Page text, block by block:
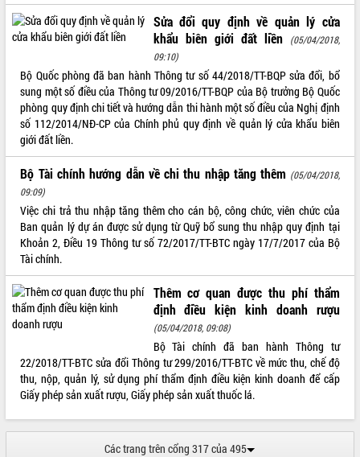
THỐNG KÊ TRUY CẬP
Hôm nay:
18350
Tất cả: 66063673
Sửa đổi quy định về quản lý cửa
khẩu biên giới đất liền
(05/04/2018,
09:10)
Bộ Quốc phòng đã ban hành Thông tư số 44/2018/TT-BQP sửa đổi, bổ
sung một số điều của Thông tư 09/2016/TT-BQP của Bộ trưởng Bộ Quốc
phòng quy định chi tiết và hướng dẫn thi hành một số điều của Nghị định
số 112/2014/NĐ-CP của Chính phủ quy định về quản lý cửa khẩu biên
giới đất liền.
Bộ Tài chính hướng dẫn về chi thu nhập tăng thêm (05/04/2018,
09:09)
Việc chi trả thu nhập tăng thêm cho cán bộ, công chức, viên chức của
Ban quản lý dự án được sử dụng từ Quỹ bổ sung thu nhập quy định tại
Khoản 2, Điều 19 Thông tư số 72/2017/TT-BTC ngày 17/7/2017 của Bộ
Tài chính.
Thêm cơ quan được thu phí thẩm
định điều kiện kinh doanh rượu
(05/04/2018, 09:08)
Bộ Tài chính đã ban hành Thông tư
22/2018/TT-BTC sửa đổi Thông tư 299/2016/TT-BTC về mức thu, chế độ
thu, nộp, quản lý, sử dụng phí thẩm định điều kiện kinh doanh để cấp
Giấy phép sản xuất rượu, Giấy phép sản xuất thuốc lá.
Các trang trên cổng 317 của 495